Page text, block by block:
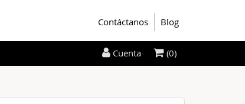
Contáctanos Blog
Cuenta (0)